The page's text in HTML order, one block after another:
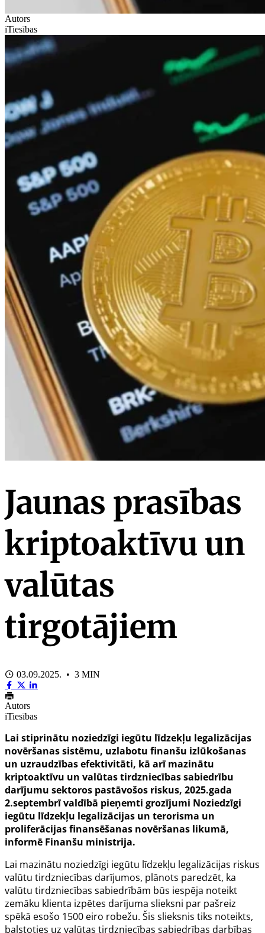
Autors
iTiesības
Jaunas prasības
kriptoaktīvu un
valūtas
tirgotājiem
03.09.2025. • 3 MIN
Autors
iTiesības
Lai stiprinātu noziedzīgi iegūtu līdzekļu legalizācijas
novēršanas sistēmu, uzlabotu finanšu izlūkošanas
un uzraudzības efektivitāti, kā arī mazinātu
kriptoaktīvu un valūtas tirdzniecības sabiedrību
darījumu sektoros pastāvošos riskus, 2025.gada
2.septembrī valdībā pieņemti grozījumi Noziedzīgi
iegūtu līdzekļu legalizācijas un terorisma un
proliferācijas finansēšanas novēršanas likumā,
informē Finanšu ministrija.
Lai mazinātu noziedzīgi iegūtu līdzekļu legalizācijas riskus
valūtu tirdzniecības darījumos, plānots paredzēt, ka
valūtu tirdzniecības sabiedrībām būs iespēja noteikt
zemāku klienta izpētes darījuma slieksni par pašreiz
spēkā esošo 1500 eiro robežu. Šis slieksnis tiks noteikts,
balstoties uz valūtas tirdzniecības sabiedrības darbības